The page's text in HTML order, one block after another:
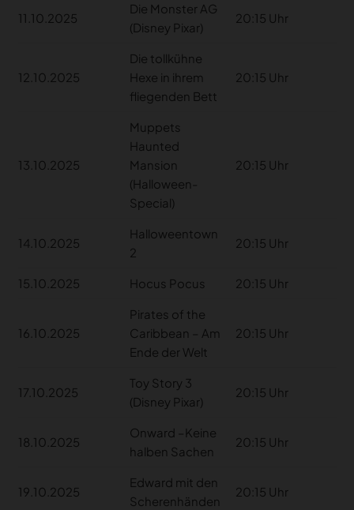
11.10.2025
Die Monster AG
(Disney Pixar)
20:15 Uhr
12.10.2025
Die tollkühne
Hexe in ihrem
fliegenden Bett
20:15 Uhr
13.10.2025
Muppets
Haunted
Mansion
(Halloween-
Special)
20:15 Uhr
14.10.2025
Halloweentown
2
20:15 Uhr
15.10.2025 Hocus Pocus 20:15 Uhr
16.10.2025
Pirates of the
Caribbean – Am
Ende der Welt
20:15 Uhr
17.10.2025
Toy Story 3
(Disney Pixar)
20:15 Uhr
18.10.2025
Onward –Keine
halben Sachen
20:15 Uhr
19.10.2025
Edward mit den
Scherenhänden
20:15 Uhr